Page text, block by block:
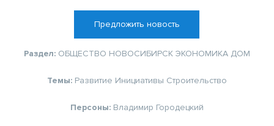
Предложить новость
Раздел: ОБЩЕСТВО НОВОСИБИРСК ЭКОНОМИКА ДОМ
Темы: Развитие Инициативы Строительство
Персоны: Владимир Городецкий